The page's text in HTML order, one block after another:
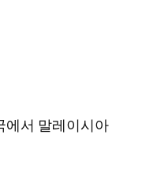
에서 말레이시아